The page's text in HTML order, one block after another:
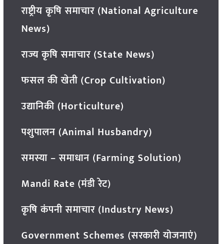
राष्ट्रीय कृषि समाचार (National Agriculture
News)
राज्य कृषि समाचार (State News)
फसल की खेती (Crop Cultivation)
उद्यानिकी (Horticulture)
पशुपालन (Animal Husbandry)
समस्या – समाधान (Farming Solution)
Mandi Rate (मंडी रेट)
कृषि कंपनी समाचार (Industry News)
Government Schemes (सरकारी योजनाएं)